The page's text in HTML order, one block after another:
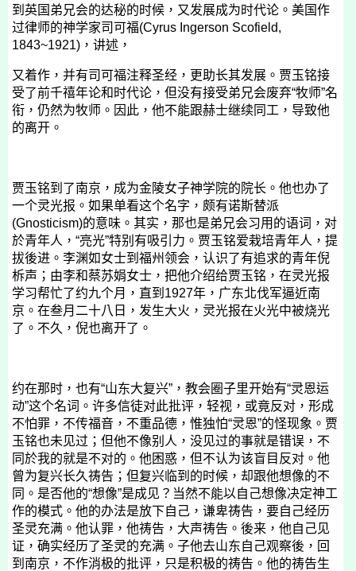
到英国弟兄会的达秘的时候，又发展成为时代论。美国作
过律师的神学家司可福(Cyrus Ingerson Scofield,
1843~1921) ，讲述，
又着作，并有司可福注释圣经，更助长其发展。贾玉铭接
受了前千禧年论和时代论，但没有接受弟兄会废弃“牧师”名
衔，仍然为牧师。因此，他不能跟赫士继续同工，导致他
的离开。
贾玉铭到了南京，成为金陵女子神学院的院长。他也办了
一个灵光报。如果单看这个名字，颇有诺斯替派
(Gnosticism)的意味。其实，那也是弟兄会习用的语词，对
於青年人，“亮光”特别有吸引力。贾玉铭爱栽培青年人，提
拔後进。 李渊如女士到福州领会，认识了有追求的青年倪
柝声；由李和蔡苏娟女士，把他介绍给贾玉铭，在灵光报
学习帮忙了约九个月，直到 1927年，广东北伐军逼近南
京。在叁月二十八日 ，发生大火，灵光报在火光中被烧光
了。不久，倪也离开了。
约在那时，也有“山东大复兴”，教会圈子里开始有“灵恩运
动”这个名词。许多信徒对此批评，轻视，或竟反对，形成
不怕罪，不传福音，不重品德，惟独怕“灵恩”的怪现象。贾
玉铭也未见过；但他不像别人，没见过的事就是错误，不
同於我的就是不对的。他困惑，但不认为该盲目反对。他
曾为复兴长久祷告；但复兴临到的时候，却跟他想像的不
同。是否他的“想像”是成见？当然不能以自己想像决定神工
作的模式。他的办法是放下自己，谦卑祷告，要自己经历
圣灵充满。他认罪，他祷告，大声祷告。後来，他自己见
证，确实经历了圣灵的充满。子他去山东自己观察後，回
到南京，不作消极的批评，只是积极的祷告。他的祷告生